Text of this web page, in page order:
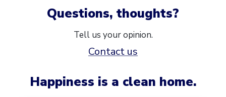
Questions, thoughts?
Tell us your opinion.
Contact us
Happiness is a clean home.